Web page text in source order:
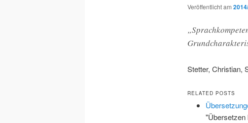
Veröffentlicht am
Stetter, Christian,
RELATED POSTS